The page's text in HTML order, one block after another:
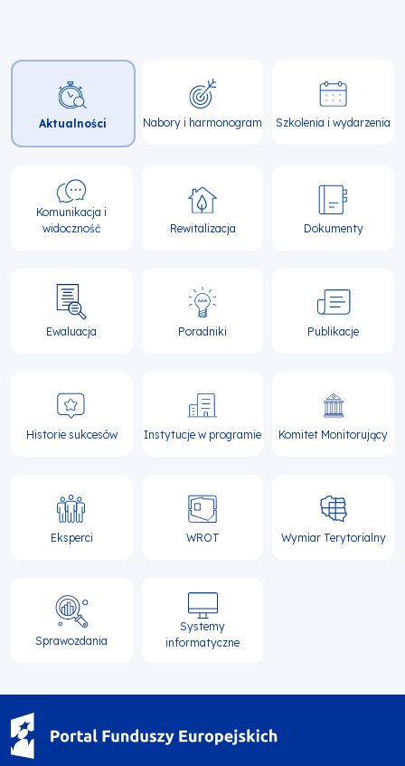
Główna
nawigacja
Aktualności Nabory i harmonogram Szkolenia i wydarzenia
Komunikacja i
widoczność
Rewitalizacja Dokumenty
Ewaluacja Poradniki Publikacje
Historie sukcesów Instytucje w programie Komitet Monitorujący
Eksperci WROT Wymiar Terytorialny
Sprawozdania
Systemy
informatyczne